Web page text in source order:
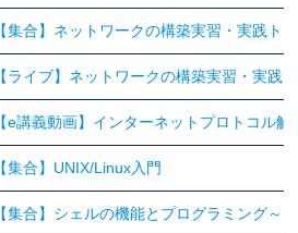
【集合】ネットワークの構築実習・実践ト
【ライブ】ネットワークの構築実習・実践
【e講義動画】インターネットプロトコル解
【集合】UNIX/Linux入門
【集合】シェルの機能とプログラミング～